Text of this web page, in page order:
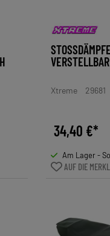
ERSTELLBAR
Xtreme 29681
34,40 €*
Am Lager -
AUF DIE